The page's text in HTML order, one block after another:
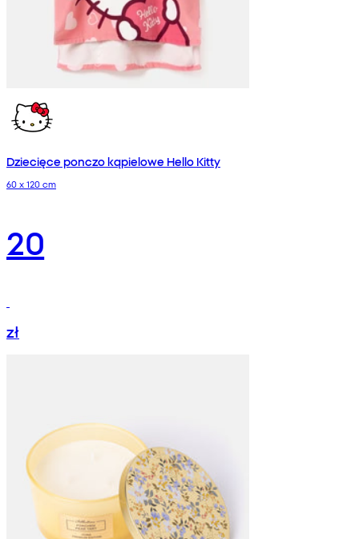
Dziecięce ponczo kąpielowe Hello Kitty
60 x 120 cm
20
zł